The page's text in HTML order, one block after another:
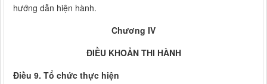
hướng dẫn hiện hành.
Chương IV
ĐIỀU KHOẢN THI HÀNH
Điều 9. Tổ chức thực hiện